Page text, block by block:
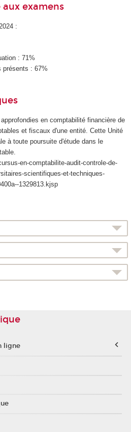
examens
:
: 71%
présents : 67%
en comptabilité financière de
et fiscaux d'une entité. Cette Unité
à toute poursuite d'étude dans le
en-comptabilite-audit-controle-de-
scientifiques-et-techniques-
1329813.kjsp
ligne